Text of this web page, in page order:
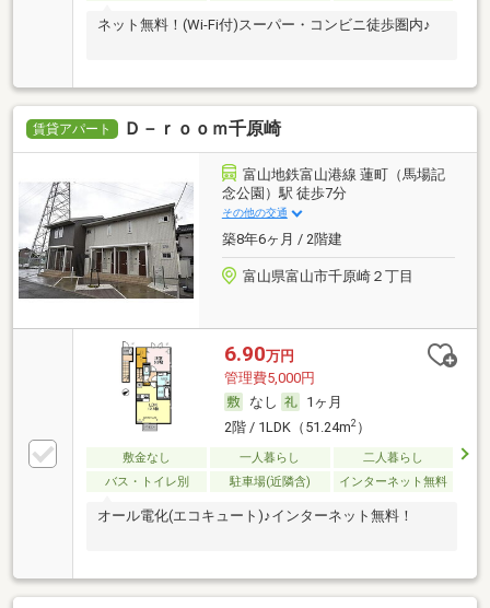
ネット無料！(Wi-Fi付)スーパー・コンビニ徒歩圏内♪
賃貸アパート Ｄ－ｒｏｏｍ千原崎
富山地鉄富山港線 蓮町（馬場記
念公園）駅 徒歩7分
その他の交通
築8年6ヶ月 / 2階建
富山県富山市千原崎２丁目
6.90万円
管理費5,000円
なし
1ヶ月
2階 / 1LDK（51.24m2）
敷金なし 一人暮らし
二人暮らし
バス・トイレ別
駐車場(近隣含) インターネット無料
オール電化(エコキュート)♪インターネット無料！